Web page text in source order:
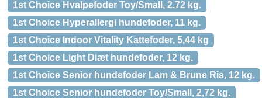
1st Choice Hvalpefoder Toy/Small, 2,72 kg.
1st Choice Hyperallergi hundefoder, 11 kg.
1st Choice Indoor Vitality Kattefoder, 5,44 kg
1st Choice Light Diæt hundefoder, 12 kg.
1st Choice Senior hundefoder Lam & Brune Ris, 12 kg.
1st Choice Senior hundefoder Toy/Small, 2,72 kg.